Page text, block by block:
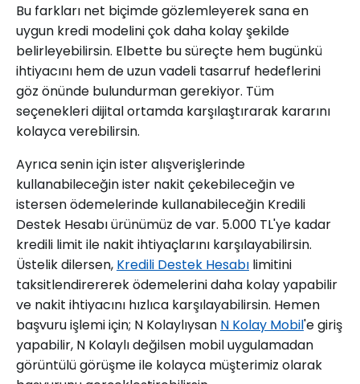
Bu farkları net biçimde gözlemleyerek sana en
uygun kredi modelini çok daha kolay şekilde
belirleyebilirsin. Elbette bu süreçte hem bugünkü
ihtiyacını hem de uzun vadeli tasarruf hedeflerini
göz önünde bulundurman gerekiyor. Tüm
seçenekleri dijital ortamda karşılaştırarak kararını
kolayca verebilirsin.
Ayrıca senin için ister alışverişlerinde
kullanabileceğin ister nakit çekebileceğin ve
istersen ödemelerinde kullanabileceğin Kredili
Destek Hesabı ürünümüz de var. 5.000 TL'ye kadar
kredili limit ile nakit ihtiyaçlarını karşılayabilirsin.
Üstelik dilersen, Kredili Destek Hesabı limitini
taksitlendirererek ödemelerini daha kolay yapabilir
ve nakit ihtiyacını hızlıca karşılayabilirsin. Hemen
başvuru işlemi için; N Kolaylıysan N Kolay Mobil'e giriş
yapabilir, N Kolaylı değilsen mobil uygulamadan
görüntülü görüşme ile kolayca müşterimiz olarak